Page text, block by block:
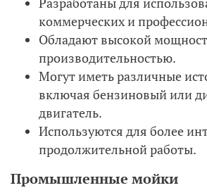
коммерческих и
Обладают высокой
производительностью.
Могут иметь различные
включая бензиновый или
двигатель.
Используются для более
продолжительной работы.
Промышленные мойки